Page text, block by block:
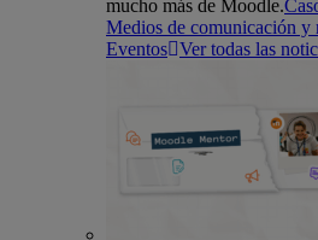
mucho más de Moodle.
Medios de comunicación y
Eventos Ver todas las